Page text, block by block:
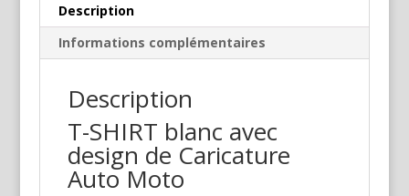
Description
Informations complémentaires
Description
T-SHIRT blanc avec
design de Caricature
Auto Moto